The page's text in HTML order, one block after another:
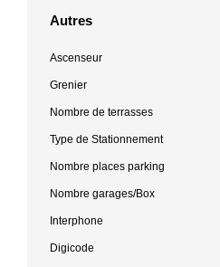
Autres
Ascenseur
Grenier
Nombre de terrasses
Type de Stationnement
Nombre places parking
Nombre garages/Box
Interphone
Digicode